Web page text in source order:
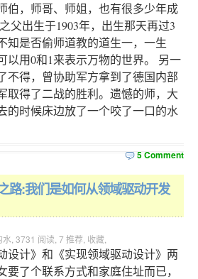
伯，师哥、师姐，也有很多少年成
父出生于1903年，出生那天再过3
知是否偷师道教的道生一，一生
以用0和1来表示万物的世界。 另一
不得，曾协助军方拿到了德国内部
取得了二战的胜利。遗憾的师，大
的时候床边放了一个咬了一口的水
5 Comment
路:我们是如何从领域驱动开发
, 3731 阅读, 7 推荐, 收藏
设计》和《实现领域驱动设计》两
要了个联系方式和家庭住址而已，